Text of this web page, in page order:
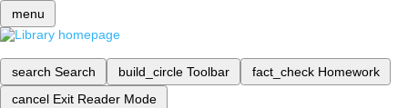
menu
search Search build_circle Toolbar fact_check Homework
cancel Exit Reader Mode